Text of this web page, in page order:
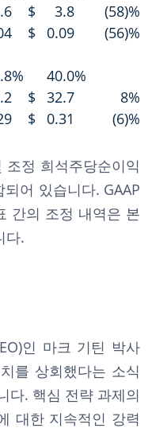
$ 3.8
(58)%
$ 0.09
(56)%
% 40.0%
$ 32.7 8%
$ 0.31 (6)%
정 희석주당순이익
어 있습니다. GAAP
간의 조정 내역은 본
다.
인 마크 기틴 박사
를 상회했다는 소식
다. 핵심 전략 과제의
대한 지속적인 강력